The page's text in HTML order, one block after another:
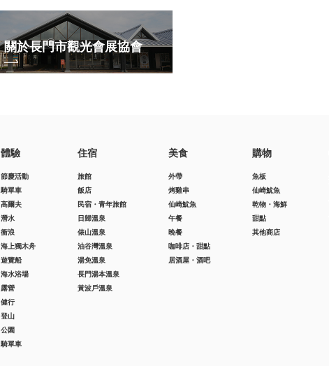
關於長門市觀光會展協會
體驗
節慶活動
騎單車
高爾夫
潛水
衝浪
海上獨木舟
遊覽船
海水浴場
露營
健行
登山
公園
騎單車
住宿
旅館
飯店
民宿・青年旅館
日歸溫泉
俵山溫泉
油谷灣溫泉
湯免溫泉
長門湯本溫泉
黃波戶溫泉
美食
外帶
烤雞串
仙崎魷魚
午餐
晚餐
咖啡店・甜點
居酒屋・酒吧
購物
魚板
仙崎魷魚
乾物・海鮮
甜點
其他商店